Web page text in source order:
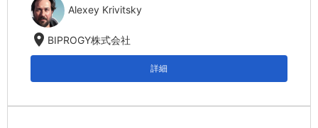
Alexey Krivitsky
location_on BIPROGY株式会社
詳細